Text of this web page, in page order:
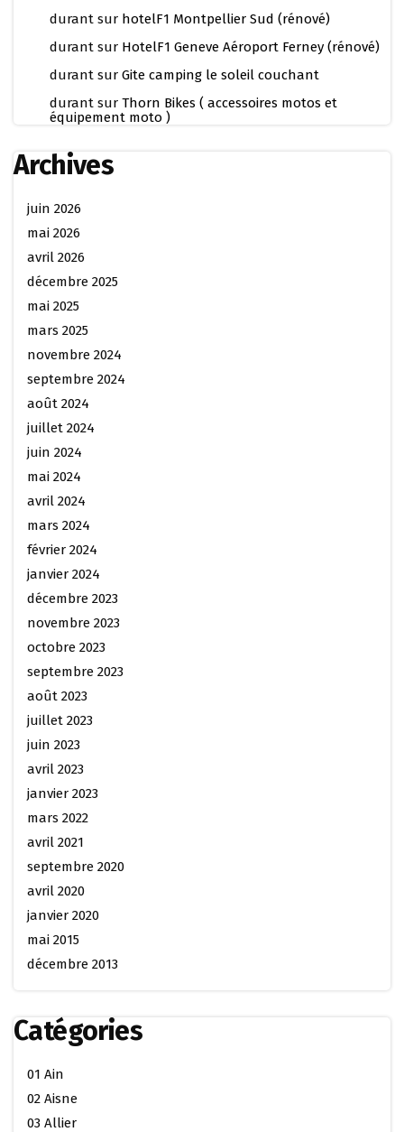
durant sur hotelF1 Montpellier Sud (rénové)
durant sur HotelF1 Geneve Aéroport Ferney (rénové)
durant sur Gite camping le soleil couchant
durant sur Thorn Bikes ( accessoires motos et
équipement moto )
Archives
juin 2026
mai 2026
avril 2026
décembre 2025
mai 2025
mars 2025
novembre 2024
septembre 2024
août 2024
juillet 2024
juin 2024
mai 2024
avril 2024
mars 2024
février 2024
janvier 2024
décembre 2023
novembre 2023
octobre 2023
septembre 2023
août 2023
juillet 2023
juin 2023
avril 2023
janvier 2023
mars 2022
avril 2021
septembre 2020
avril 2020
janvier 2020
mai 2015
décembre 2013
Catégories
01 Ain
02 Aisne
03 Allier